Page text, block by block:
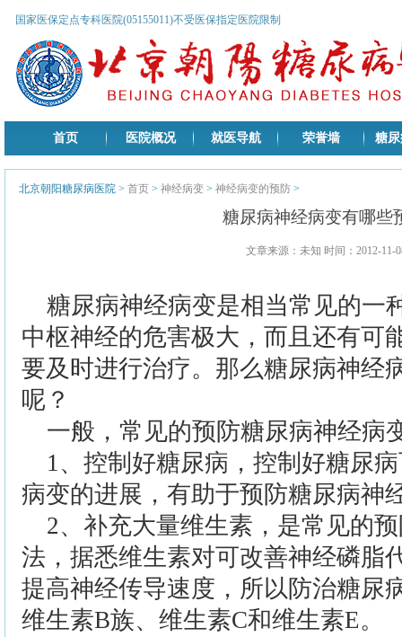
国家医保定点专科医院(05155011)不受医保指定医院限制
首页 医院概况 就医导航 荣誉墙 糖
北京朝阳糖尿病医院 > 首页 > 神经病变 > 神经病变的预防 >
糖尿病神经病变有哪些
文章来源：未知 时间：2012-11-
糖尿病神经病变是相当常见的一
中枢神经的危害极大，而且还有可
要及时进行治疗。那么糖尿病神经
呢？
一般，常见的预防糖尿病神经病
1、控制好糖尿病，控制好糖尿
病变的进展，有助于预防糖尿病神
2、补充大量维生素，是常见的
法，据悉维生素对可改善神经磷脂
提高神经传导速度，所以防治糖尿
维生素B族、维生素C和维生素E。